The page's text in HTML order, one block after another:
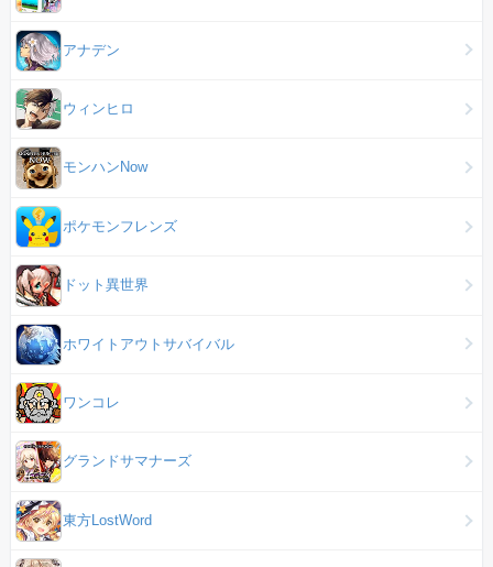
アナデン
ウィンヒロ
モンハンNow
ポケモンフレンズ
ドット異世界
ホワイトアウトサバイバル
ワンコレ
グランドサマナーズ
東方LostWord